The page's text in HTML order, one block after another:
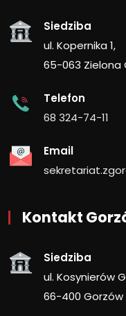
Siedziba
ul. Kopernika 1,
65-063 Zielona
Telefon
68 324-74-11
Email
Kontakt
Siedziba
ul. Kosynierów
66-400 Gorzów